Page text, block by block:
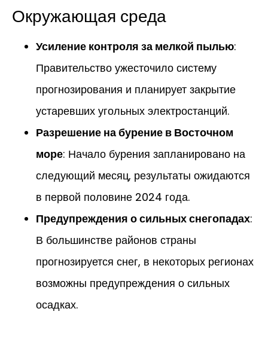
Окружающая среда
Усиление контроля за мелкой пылью:
Правительство ужесточило систему
прогнозирования и планирует закрытие
устаревших угольных электростанций.
Разрешение на бурение в Восточном
море: Начало бурения запланировано на
следующий месяц, результаты ожидаются
в первой половине 2024 года.
Предупреждения о сильных снегопадах:
В большинстве районов страны
прогнозируется снег, в некоторых регионах
возможны предупреждения о сильных
осадках.